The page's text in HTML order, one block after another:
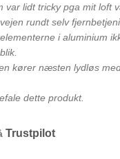
var lidt tricky pga mit loft
rundt selv
i aluminium
kører næsten lydløs
dette produkt.
Trustpilot